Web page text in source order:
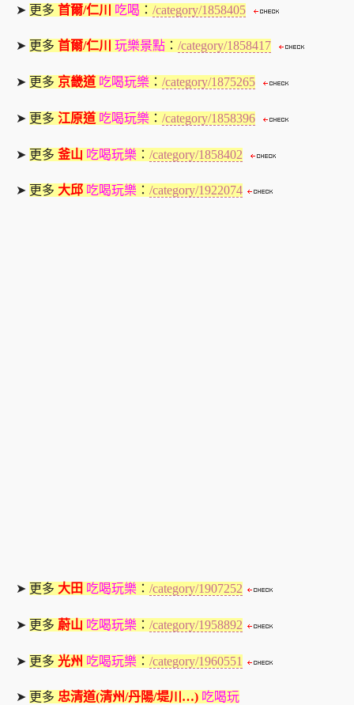
➤ 更多 首爾/仁川 吃喝 ： /category/1858405
➤ 更多 首爾/仁川 玩樂景點 ： /category/1858417
➤ 更多 京畿道 吃喝玩樂 ： /category/1875265
➤ 更多 江原道 吃喝玩樂 ： /category/1858396
➤ 更多 釜山 吃喝玩樂 ： /category/1858402
➤ 更多 大邱 吃喝玩樂 ： /category/1922074
➤ 更多 大田 吃喝玩樂 ： /category/1907252
➤ 更多 蔚山 吃喝玩樂 ： /category/1958892
➤ 更多 光州 吃喝玩樂 ： /category/1960551
➤ 更多 忠清道(清州/丹陽/堤川…) 吃喝玩